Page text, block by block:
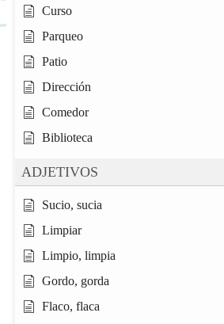
Curso
Parqueo
Patio
Dirección
Comedor
Biblioteca
ADJETIVOS
Sucio, sucia
Limpiar
Limpio, limpia
Gordo, gorda
Flaco, flaca